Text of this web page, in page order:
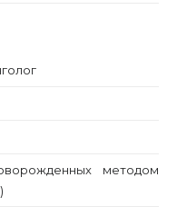
методом